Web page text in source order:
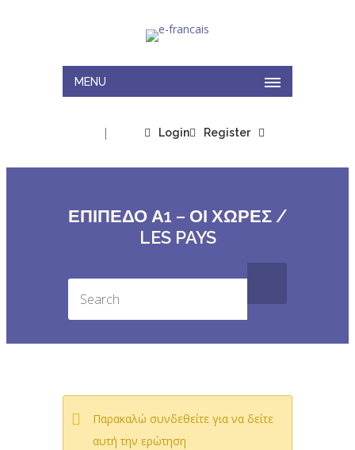
MENU
Login
| Register
ΕΠΙΠΕΔΟ Α1 – ΟΙ ΧΩΡΕΣ /
LES PAYS
Παρακαλώ συνδεθείτε για να δείτε
αυτή την ερώτηση